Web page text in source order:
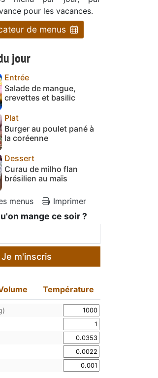
pour les vacances.
de menus
jour
Entrée
Salade de mangue,
crevettes et basilic
Plat
Burger au poulet pané à
la coréenne
Dessert
Curau de milho flan
brésilien au maïs
menus Imprimer
mange ce soir ?
Je m'inscris
Température